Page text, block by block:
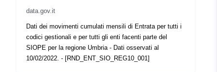
Identificadores: https://doi.org/10.5281/
Outros
identificadores:
data.gov.it
Dati dei movimenti cumulati mensili di Entrata per tutti i
codici gestionali e per tutti gli enti facenti parte del
SIOPE per la regione Umbria - Dati osservati al
10/02/2022. - [RND_ENT_SIO_REG10_001]